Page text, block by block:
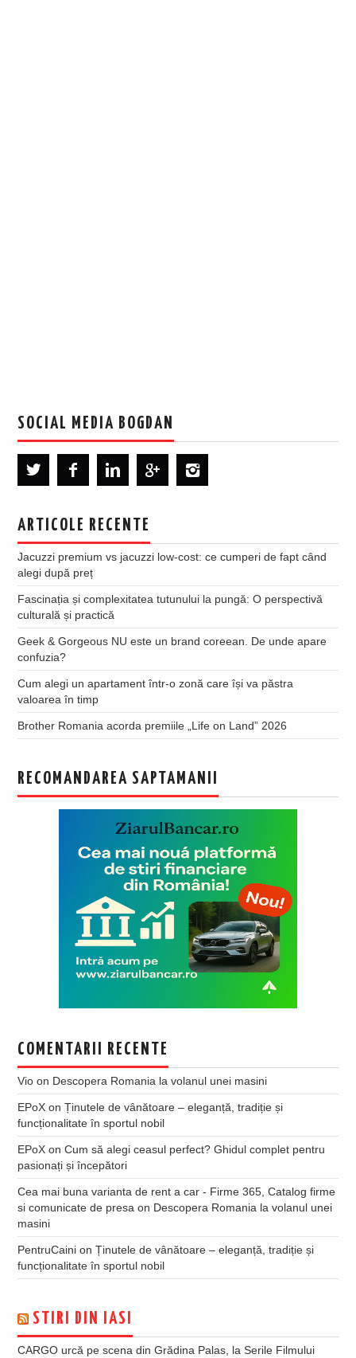
SOCIAL MEDIA BOGDAN
ARTICOLE RECENTE
Jacuzzi premium vs jacuzzi low-cost: ce cumperi de fapt când
alegi după preț
Fascinația și complexitatea tutunului la pungă: O perspectivă
culturală și practică
Geek & Gorgeous NU este un brand coreean. De unde apare
confuzia?
Cum alegi un apartament într-o zonă care își va păstra
valoarea în timp
Brother Romania acorda premiile „Life on Land” 2026
RECOMANDAREA SAPTAMANII
COMENTARII RECENTE
Vio on Descopera Romania la volanul unei masini
EPoX onȚinutele de vânătoare – eleganță, tradiție și
funcționalitate în sportul nobil
EPoX onCum să alegi ceasul perfect? Ghidul complet pentru
pasionați și începători
Cea mai buna varianta de rent a car - Firme 365, Catalog firme
si comunicate de presa on Descopera Romania la volanul unei
masini
PentruCaini onȚinutele de vânătoare – eleganță, tradiție și
funcționalitate în sportul nobil
STIRI DIN IASI
CARGO urcă pe scena din Grădina Palas, la Serile Filmului